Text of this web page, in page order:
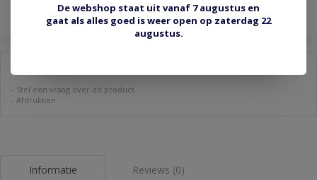
- Stel een vraag over dit product
- Afdrukken
Informatie Reviews (0)
De webshop staat uit vanaf 7 augustus en
gaat als alles goed is weer open op zaterdag 22
augustus.